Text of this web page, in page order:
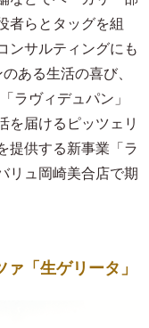
者らとタッグを組
ンサルティングにも
ある生活の喜び、
ラヴィデュパン」
を届けるピッツェリ
提供する新事業「ラ
リュ岡崎美合店で期
「生ゲリータ」